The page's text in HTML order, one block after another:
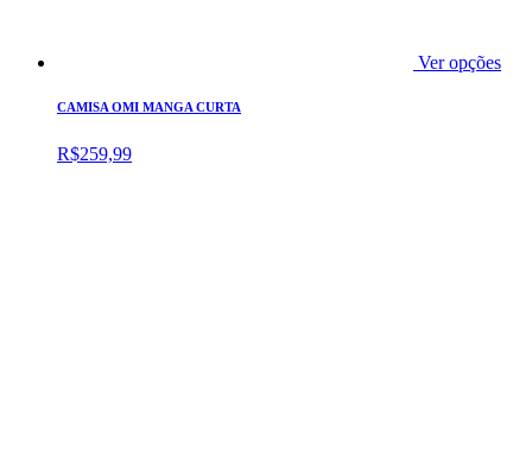
Ver opções
CAMISA OMI MANGA CURTA
R$259,99